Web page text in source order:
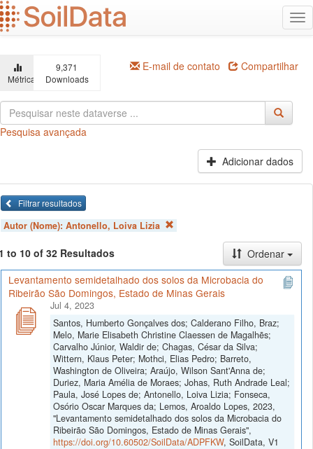
Ir
para
o
principal
Métricas
9,371
Downloads
E-mail de contato Compartilhar
Pesquisa avançada
Adicionar dados
Filtrar resultados
Autor (Nome): Antonello, Loiva Lizia
to 10 of 32 Resultados
Ordenar
Levantamento semidetalhado dos solos da Microbacia do
Ribeirão São Domingos, Estado de Minas Gerais
Jul 4, 2023
Santos, Humberto Gonçalves dos; Calderano Filho, Braz;
Melo, Marie Elisabeth Christine Claessen de Magalhẽs;
Carvalho Júnior, Waldir de; Chagas, César da Silva;
Wittern, Klaus Peter; Mothci, Elias Pedro; Barreto,
Washington de Oliveira; Araújo, Wilson Sant'Anna de;
Duriez, Maria Amélia de Moraes; Johas, Ruth Andrade Leal;
Paula, José Lopes de; Antonello, Loiva Lizia; Fonseca,
Osório Oscar Marques da; Lemos, Aroaldo Lopes, 2023,
"Levantamento semidetalhado dos solos da Microbacia do
Ribeirão São Domingos, Estado de Minas Gerais",
https://doi.org/10.60502/SoilData/ADPFKW, SoilData, V1